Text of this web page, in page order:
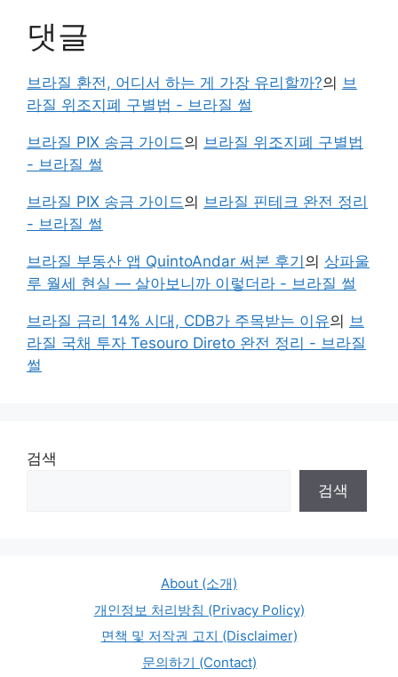
댓글
브라질 환전, 어디서 하는 게 가장 유리할까?의 브
라질 위조지폐 구별법 - 브라질 썰
브라질 PIX 송금 가이드의 브라질 위조지폐 구별법
- 브라질 썰
브라질 PIX 송금 가이드의 브라질 핀테크 완전 정리
- 브라질 썰
브라질 부동산 앱 QuintoAndar 써본 후기 의 상파울
루 월세 현실 — 살아보니까 이렇더라 - 브라질 썰
브라질 금리 14% 시대, CDB가 주목받는 이유의 브
라질 국채 투자 Tesouro Direto 완전 정리 - 브라질
썰
검색
검색
About (소개)
개인정보 처리방침 (Privacy Policy)
면책 및 저작권 고지 (Disclaimer)
문의하기 (Contact)